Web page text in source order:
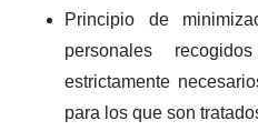
Principio de
personales
estrictamente
para los que son